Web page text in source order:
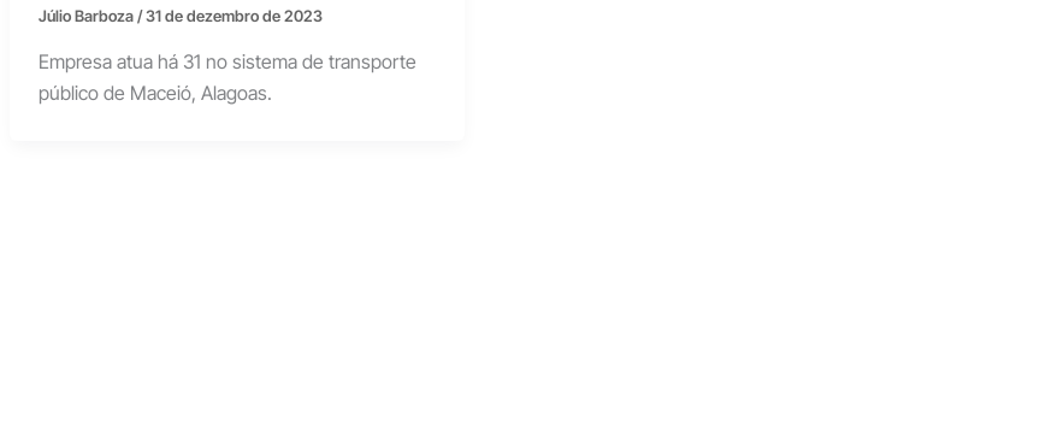
Júlio Barboza/31 de dezembro de 2023
Empresa atua há 31 no sistema de transporte
público de Maceió, Alagoas.